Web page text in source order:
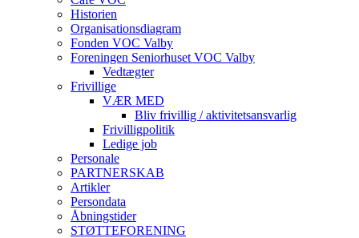
Historien
Organisationsdiagram
Fonden VOC Valby
Foreningen Seniorhuset VOC Valby
Vedtægter
Frivillige
VÆR MED
Bliv frivillig / aktivitetsansvarlig
Frivilligpolitik
Ledige job
Personale
PARTNERSKAB
Artikler
Persondata
Åbningstider
STØTTEFORENING